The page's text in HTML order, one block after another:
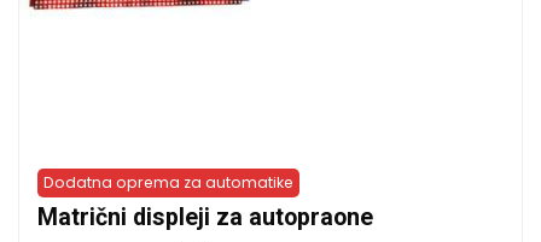
Dodatna oprema za automatike
Matrični displeji za autopraone